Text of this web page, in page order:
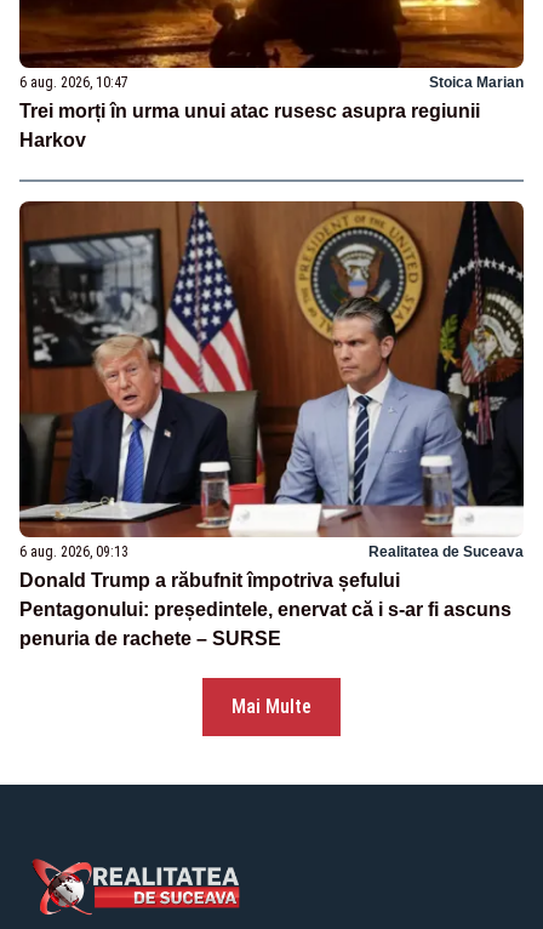
6 aug. 2026, 10:47 Stoica Marian
Trei morți în urma unui atac rusesc asupra regiunii
Harkov
6 aug. 2026, 09:13 Realitatea de Suceava
Donald Trump a răbufnit împotriva șefului
Pentagonului: președintele, enervat că i s-ar fi ascuns
penuria de rachete – SURSE
Mai Multe